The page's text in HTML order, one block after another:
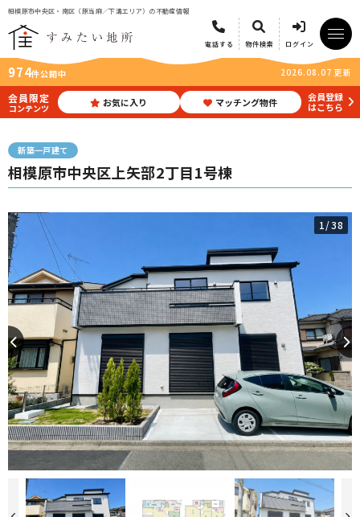
相模原市中央区・南区（原当麻／下溝エリア）の不動産情報
電話する 物件検索 ログイン
974件公開中 2026.08.07 更新
会員限定
コンテンツ お気に入り マッチング物件
会員登録
はこちら
新築一戸建て
相模原市中央区上矢部2丁目1号棟
1/38